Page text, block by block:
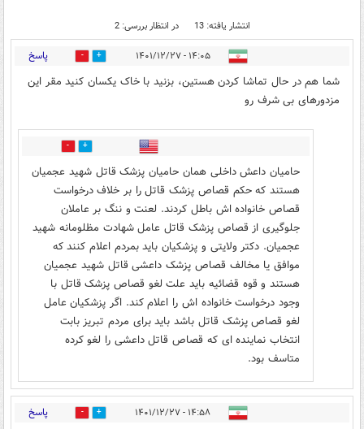
انتشار یافته: 13 در انتظار بررسی: 2
۱۴:۰۵ - ۱۴۰۱/۱۲/۲۷ 4 پاسخ
شما هم در حال تماشا کردن هستین، بزنید با خاک یکسان کنید مقر این
مزدورهای بی شرف رو
0
حامیان داعش داخلی همان حامیان پزشک قاتل شهید عجمیان
هستند که حکم قصاص پزشک قاتل را بر خلاف درخواست
قصاص خانواده اش باطل کردند. لعنت و ننگ بر عاملان
جلوگیری از قصاص پزشک قاتل عامل شهادت مظلومانه شهید
عجمیان. دکتر ولایتی و پزشکیان باید بمردم اعلام کنند که
موافق یا مخالف قصاص پزشک داعشی قاتل شهید عجمیان
هستند و قوه قضائیه باید علت لغو قصاص پزشک قاتل با
وجود درخواست خانواده اش را اعلام کند. اگر پزشکیان عامل
لغو قصاص پزشک قاتل باشد باید برای مردم تبریز بابت
انتخاب نماینده ای که قصاص قاتل داعشی را لغو کرده
متاسف بود.
۱۴:۵۸ - ۱۴۰۱/۱۲/۲۷ 3 پاسخ